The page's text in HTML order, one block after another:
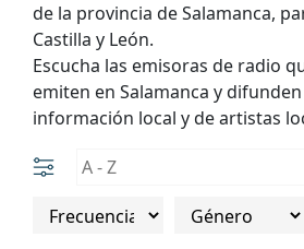
de la provincia de Salamanca,
Castilla y León.
Escucha las emisoras de radio
emiten en Salamanca y
información local y de artistas